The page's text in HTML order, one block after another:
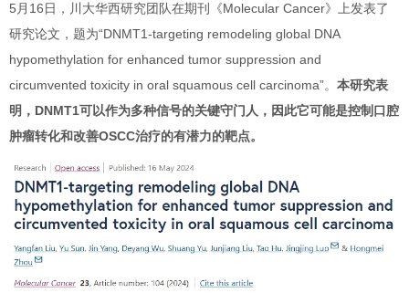
5月16日，川大华西研究团队在期刊《Molecular Cancer》上发表了
研究论文，题为“DNMT1-targeting remodeling global DNA
hypomethylation for enhanced tumor suppression and
circumvented toxicity in oral squamous cell carcinoma”。 本研究表
明，DNMT1可以作为多种信号的关键守门人，因此它可能是控制口腔
肿瘤转化和改善OSCC治疗的有潜力的靶点。